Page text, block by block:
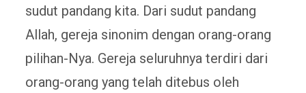
sudut pandang kita. Dari sudut pandang
Allah, gereja sinonim dengan orang-orang
pilihan-Nya. Gereja seluruhnya terdiri dari
orang-orang yang telah ditebus oleh